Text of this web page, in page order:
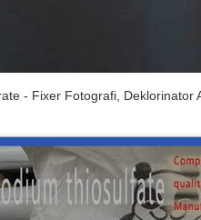
- Fixer Fotografi,